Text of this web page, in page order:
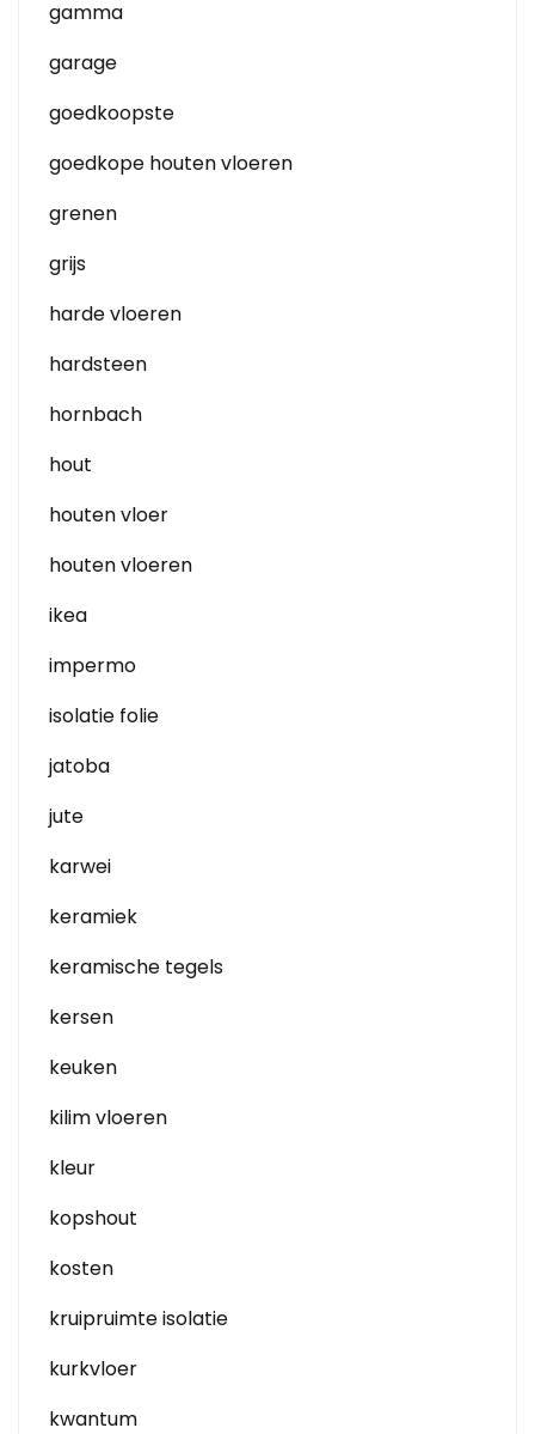
gamma
garage
goedkoopste
goedkope houten vloeren
grenen
grijs
harde vloeren
hardsteen
hornbach
hout
houten vloer
houten vloeren
ikea
impermo
isolatie folie
jatoba
jute
karwei
keramiek
keramische tegels
kersen
keuken
kilim vloeren
kleur
kopshout
kosten
kruipruimte isolatie
kurkvloer
kwantum